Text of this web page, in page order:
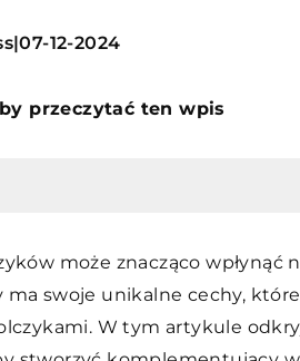
|07-12-2024
przeczytać ten wpis
może znacząco wpłynąć
ma swoje unikalne cechy,
W tym artykule